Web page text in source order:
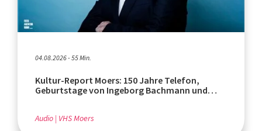
04.08.2026 - 55 Min.
Kultur-Report Moers: 150 Jahre Telefon,
Geburtstage von Ingeborg Bachmann und
Audio VHS Moers